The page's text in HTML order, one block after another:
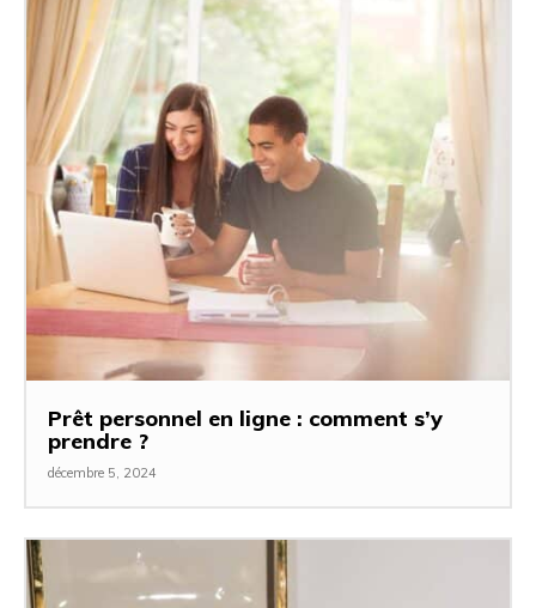
Prêt personnel en ligne : comment s’y
prendre ?
décembre 5, 2024